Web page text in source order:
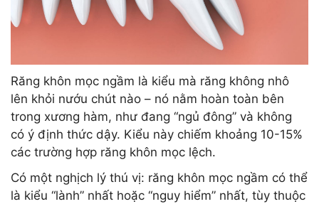
Răng khôn mọc ngầm là kiểu mà răng không nhô
lên khỏi nướu chút nào – nó nằm hoàn toàn bên
trong xương hàm, như đang “ngủ đông” và không
có ý định thức dậy. Kiểu này chiếm khoảng 10-15%
các trường hợp răng khôn mọc lệch.
Có một nghịch lý thú vị: răng khôn mọc ngầm có thể
là kiểu “lành” nhất hoặc “nguy hiểm” nhất, tùy thuộc